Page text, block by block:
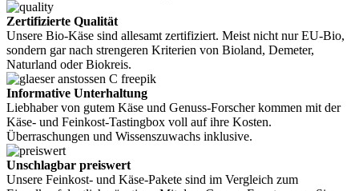
Zertifizierte Qualität
Unsere Bio-Käse sind allesamt zertifiziert. Meist nicht nur EU-Bio,
sondern gar nach strengeren Kriterien von Bioland, Demeter,
Naturland oder Biokreis.
Informative Unterhaltung
Liebhaber von gutem Käse und Genuss-Forscher kommen mit der
Käse- und Feinkost-Tastingbox voll auf ihre Kosten.
Überraschungen und Wissenszuwachs inklusive.
Unschlagbar preiswert
Unsere Feinkost- und Käse-Pakete sind im Vergleich zum